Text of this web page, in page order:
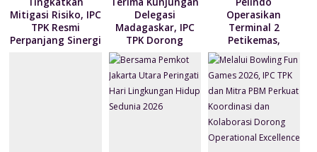
Mitigasi Risiko, IPC
TPK Resmi
Perpanjang Sinergi
Delegasi
Madagaskar, IPC
TPK Dorong
Modernisasi
Layanan Bongkar
Muat Berbasis
Digital
Operasikan
Terminal 2
Petikemas,
Perkuat
Produktivitas
Pelabuhan
Tanjung Priok